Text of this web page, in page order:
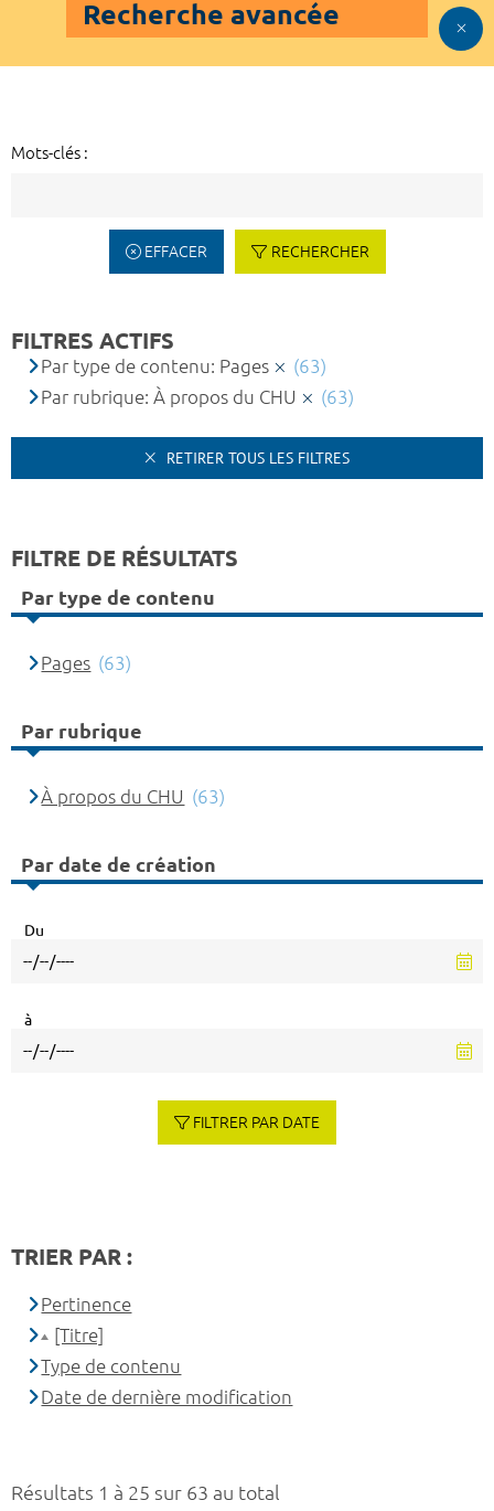
Recherche avancée
Mots-clés :
EFFACER RECHERCHER
Résultats 1 à 25 sur 63 au total
FILTRES ACTIFS
Par type de contenu: Pages
(63)
Par rubrique: À propos du CHU
(63)
RETIRER TOUS LES FILTRES
FILTRE DE RÉSULTATS
Par type de contenu
Pages (63)
Par rubrique
À propos du CHU (63)
Par date de création
Du
à
FILTRER PAR DATE
TRIER PAR :
Pertinence
[Titre]
Type de contenu
Date de dernière modification